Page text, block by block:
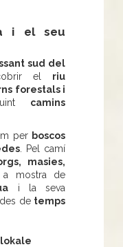
i el seu
sud del
el riu
forestals i
camins
per boscos
. Pel camí
masies,
mostra de
i la seva
des detemps